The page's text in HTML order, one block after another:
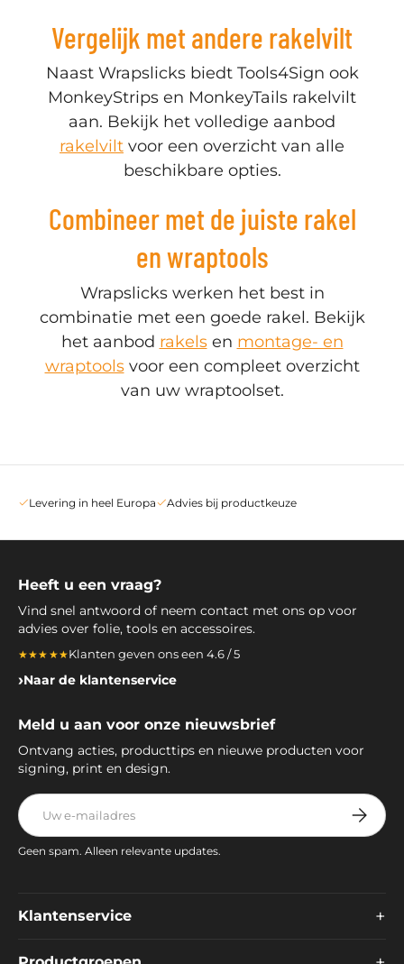
Vergelijk met andere rakelvilt
Naast Wrapslicks biedt Tools4Sign ook
MonkeyStrips en MonkeyTails rakelvilt
aan. Bekijk het volledige aanbod
rakelvilt voor een overzicht van alle
beschikbare opties.
Combineer met de juiste rakel
en wraptools
Wrapslicks werken het best in
combinatie met een goede rakel. Bekijk
het aanbod rakelsen montage- en
wraptoolsvoor een compleet overzicht
van uw wraptoolset.
Levering in heel Europa Advies bij productkeuze
Heeft u een vraag?
Vind snel antwoord of neem contact met ons op voor
advies over folie, tools en accessoires.
★★★★★Klanten geven ons een 4.6 / 5
Naar de klantenservice
Meld u aan voor onze nieuwsbrief
Ontvang acties, producttips en nieuwe producten voor
signing, print en design.
E-mailadres
Geen spam. Alleen relevante updates.
Klantenservice +